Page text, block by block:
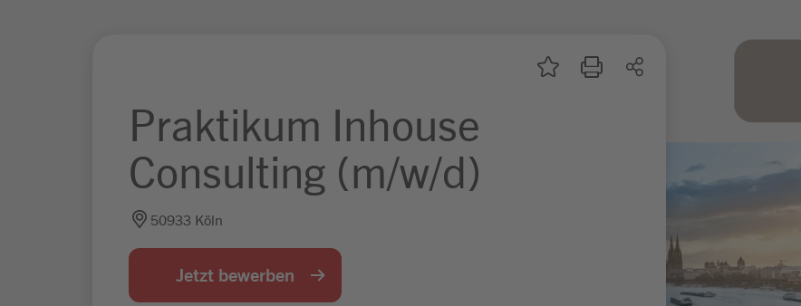
Praktikum Inhouse
Consulting (m/w/d)
50933 Köln
Jetzt bewerben